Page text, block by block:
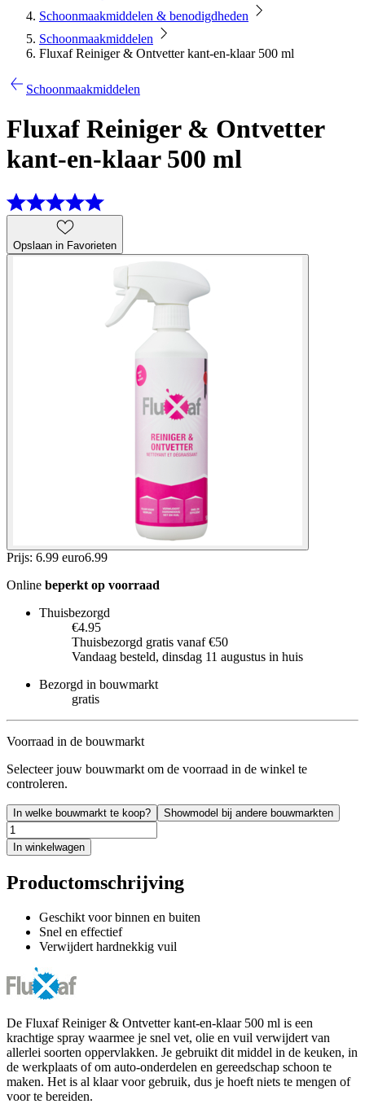
Schoonmaakmiddelen & benodigdheden
Schoonmaakmiddelen
Fluxaf Reiniger & Ontvetter kant-en-klaar 500 ml
Schoonmaakmiddelen
Fluxaf Reiniger & Ontvetter
kant-en-klaar 500 ml
Opslaan in Favorieten
Prijs: 6.99 euro6.99
Online beperkt op voorraad
Thuisbezorgd
€4.95
Thuisbezorgd gratis vanaf €50
Vandaag besteld, dinsdag 11 augustus in huis
Bezorgd in bouwmarkt
gratis
Voorraad in de bouwmarkt
Selecteer jouw bouwmarkt om de voorraad in de winkel te
controleren.
In welke bouwmarkt te koop? Showmodel bij andere bouwmarkten
In winkelwagen
Productomschrijving
Geschikt voor binnen en buiten
Snel en effectief
Verwijdert hardnekkig vuil
De Fluxaf Reiniger & Ontvetter kant-en-klaar 500 ml is een
krachtige spray waarmee je snel vet, olie en vuil verwijdert van
allerlei soorten oppervlakken. Je gebruikt dit middel in de keuken, in
de werkplaats of om auto-onderdelen en gereedschap schoon te
maken. Het is al klaar voor gebruik, dus je hoeft niets te mengen of
voor te bereiden.